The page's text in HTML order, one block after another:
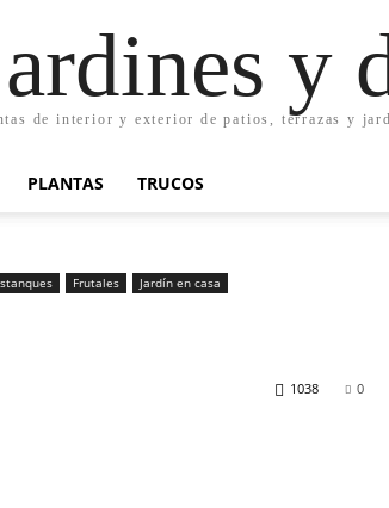
y
de interior y exterior de patios, terrazas y
PLANTAS TRUCOS
Frutales Jardín en casa
0
1038